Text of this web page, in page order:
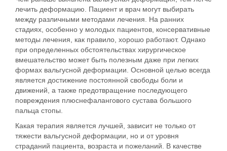
лечить деформацию. Пациент и врач могут выбирать
между различными методами лечения. На ранних
стадиях, особенно у молодых пациентов, консервативные
методы лечения, как правило, хорошо работают. Однако
при определенных обстоятельствах хирургическое
вмешательство может быть полезным даже при легких
формах вальгусной деформации. Основной целью всегда
является достижение постоянной свободы боли и
движений, а также предотвращение последующего
повреждения плюснефалангового сустава большого
пальца стопы.
Какая терапия является лучшей, зависит не только от
тяжести вальгусной деформации, но и от уровня
страданий пациента, возраста и пожеланий. В качестве